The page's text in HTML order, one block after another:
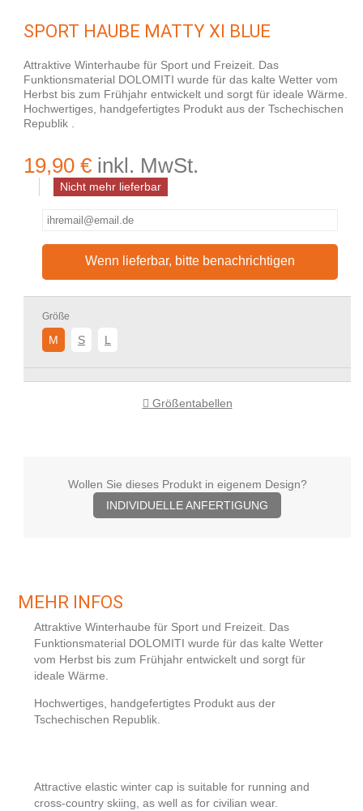
SPORT HAUBE MATTY XI BLUE
Attraktive Winterhaube für Sport und Freizeit. Das
Funktionsmaterial DOLOMITI wurde für das kalte Wetter vom
Herbst bis zum Frühjahr entwickelt und sorgt für ideale Wärme.
Hochwertiges, handgefertigtes Produkt aus der Tschechischen
Republik .
19,90 € inkl. MwSt.
Nicht mehr lieferbar
Wenn lieferbar, bitte benachrichtigen
Größe
M S L
Größentabellen
Wollen Sie dieses Produkt in eigenem Design?
INDIVIDUELLE ANFERTIGUNG
MEHR INFOS
Attraktive Winterhaube für Sport und Freizeit. Das
Funktionsmaterial DOLOMITI wurde für das kalte Wetter
vom Herbst bis zum Frühjahr entwickelt und sorgt für
ideale Wärme.
Hochwertiges, handgefertigtes Produkt aus der
Tschechischen Republik
Attractive elastic winter cap is suitable for running and
cross-country skiing, as well as for civilian wear.